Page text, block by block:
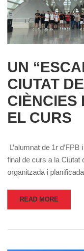
UN
CIUTAT
CIÈNCIES
EL CURS
L’alumnat de 1r
final de curs a la Ciutat
organitzada i
READ MORE